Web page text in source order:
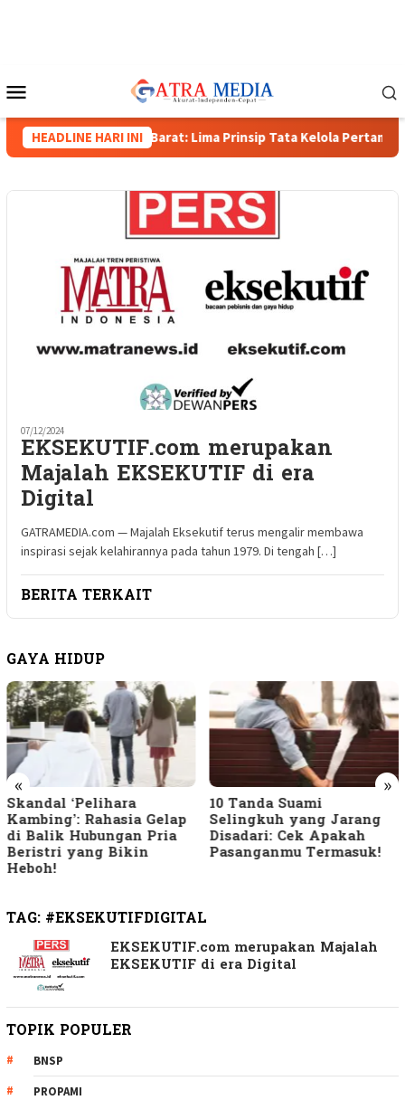
Mobile
HEADLINE HARI INI
Papua Barat: Lima Prinsip Tata Kelola Pertambangan
07/12/2024
EKSEKUTIF.com merupakan
Majalah EKSEKUTIF di era
Digital
GATRAMEDIA.com — Majalah Eksekutif terus mengalir membawa
inspirasi sejak kelahirannya pada tahun 1979. Di tengah […]
BERITA TERKAIT
GAYA HIDUP
« »
Skandal ‘Pelihara
Kambing’: Rahasia Gelap
di Balik Hubungan Pria
Beristri yang Bikin
Heboh!
10 Tanda Suami
Selingkuh yang Jarang
Disadari: Cek Apakah
Pasanganmu Termasuk!
TAG: #EKSEKUTIFDIGITAL
EKSEKUTIF.com merupakan Majalah
EKSEKUTIF di era Digital
TOPIK POPULER
BNSP
PROPAMI